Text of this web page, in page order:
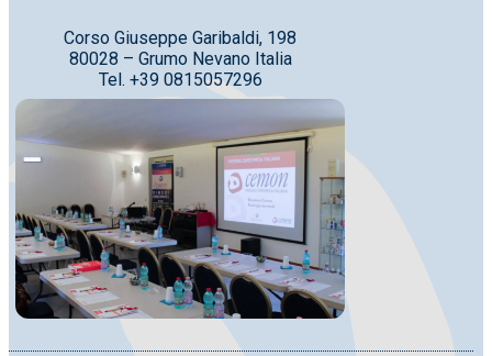
Corso Giuseppe Garibaldi, 198
80028 – Grumo Nevano Italia
Tel. +39 0815057296